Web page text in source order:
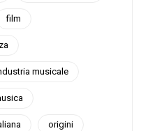
film
musicale
origini